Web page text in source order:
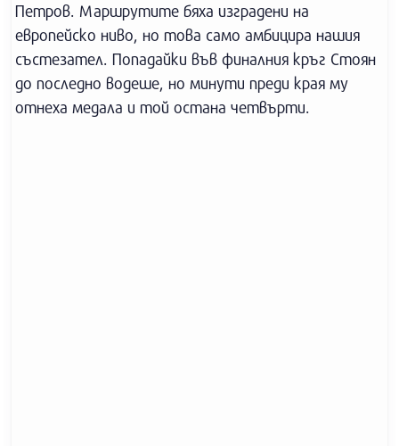
Петров. Маршрутите бяха изградени на
европейско ниво, но това само амбицира нашия
състезател. Попадайки във финалния кръг Стоян
до последно водеше, но минути преди края му
отнеха медала и той остана четвърти.